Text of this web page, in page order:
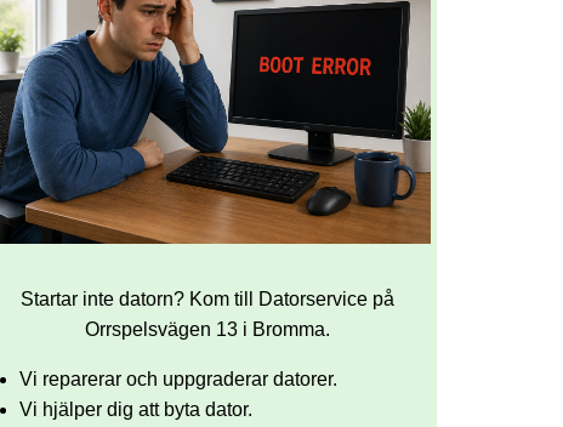
Startar inte datorn? Kom till Datorservice på
Orrspelsvägen 13 i Bromma.
Vi reparerar och uppgraderar datorer.
Vi hjälper dig att byta dator.